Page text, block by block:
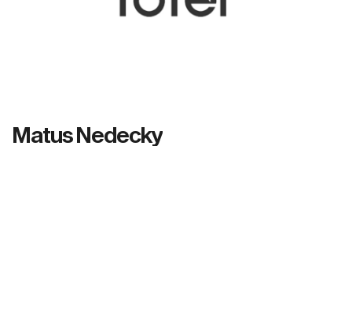
MatusNedecky